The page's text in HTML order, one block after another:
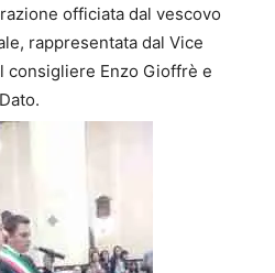
officiata dal vescovo
rappresentata dal Vice
consigliere Enzo Gioffrè e